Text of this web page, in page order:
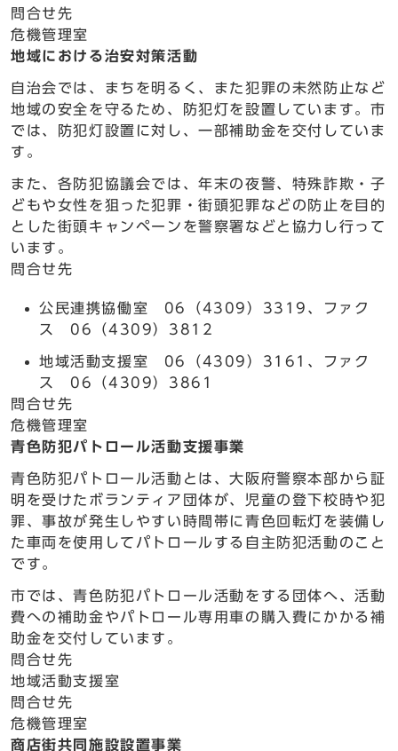
問合せ先
危機管理室
地域における治安対策活動
自治会では、まちを明るく、また犯罪の未然防止など
地域の安全を守るため、防犯灯を設置しています。市
では、防犯灯設置に対し、一部補助金を交付していま
す。
また、各防犯協議会では、年末の夜警、特殊詐欺・子
どもや女性を狙った犯罪・街頭犯罪などの防止を目的
とした街頭キャンペーンを警察署などと協力し行って
います。
問合せ先
公民連携協働室 06（4309）3319、ファク
ス 06（4309）3812
地域活動支援室 06（4309）3161、ファク
ス 06（4309）3861
問合せ先
危機管理室
青色防犯パトロール活動支援事業
青色防犯パトロール活動とは、大阪府警察本部から証
明を受けたボランティア団体が、児童の登下校時や犯
罪、事故が発生しやすい時間帯に青色回転灯を装備し
た車両を使用してパトロールする自主防犯活動のこと
です。
市では、青色防犯パトロール活動をする団体へ、活動
費への補助金やパトロール専用車の購入費にかかる補
助金を交付しています。
問合せ先
地域活動支援室
問合せ先
危機管理室
商店街共同施設設置事業